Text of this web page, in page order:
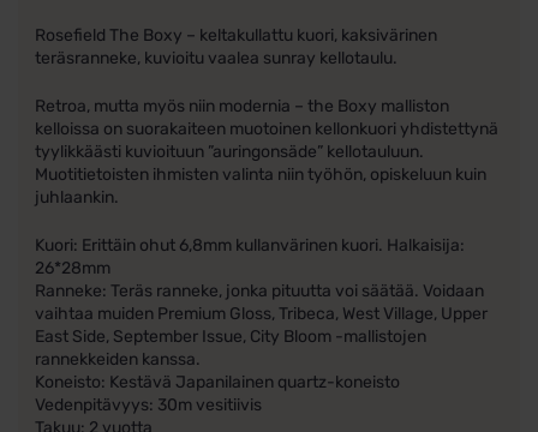
Rosefield The Boxy – keltakullattu kuori, kaksivärinen
teräsranneke, kuvioitu vaalea sunray kellotaulu.
Retroa, mutta myös niin modernia – the Boxy malliston
kelloissa on suorakaiteen muotoinen kellonkuori yhdistettynä
tyylikkäästi kuvioituun ”auringonsäde” kellotauluun.
Muotitietoisten ihmisten valinta niin työhön, opiskeluun kuin
juhlaankin.
Kuori: Erittäin ohut 6,8mm kullanvärinen kuori. Halkaisija:
26*28mm
Ranneke: Teräs ranneke, jonka pituutta voi säätää. Voidaan
vaihtaa muiden Premium Gloss, Tribeca, West Village, Upper
East Side, September Issue, City Bloom -mallistojen
rannekkeiden kanssa.
Koneisto: Kestävä Japanilainen quartz-koneisto
Vedenpitävyys: 30m vesitiivis